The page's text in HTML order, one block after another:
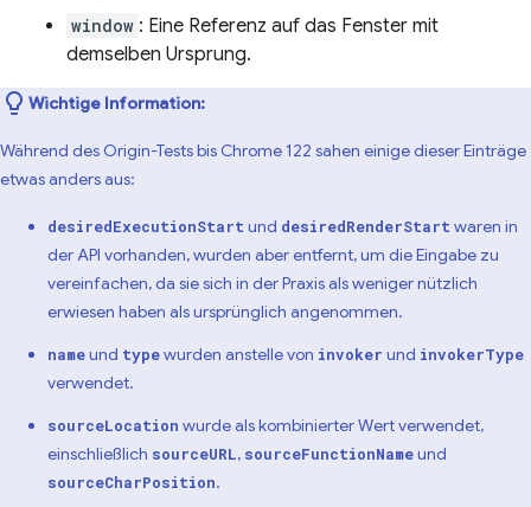
window : Eine Referenz auf das Fenster mit
demselben Ursprung.
Wichtige Information:
Während des Origin-Tests bis Chrome 122 sahen einige dieser Einträge
etwas anders aus:
desiredExecutionStart und desiredRenderStart waren in
der API vorhanden, wurden aber entfernt, um die Eingabe zu
vereinfachen, da sie sich in der Praxis als weniger nützlich
erwiesen haben als ursprünglich angenommen.
nameund typewurden anstelle von invoker und invokerType
verwendet.
sourceLocation wurde als kombinierter Wert verwendet,
einschließlich sourceURL, sourceFunctionNameund
sourceCharPosition.